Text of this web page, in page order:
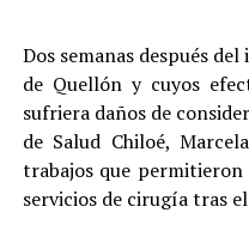
Dos semanas después
de Quellón y cuyos
sufriera daños de
de Salud Chiloé,
trabajos que
servicios de cirugía tras